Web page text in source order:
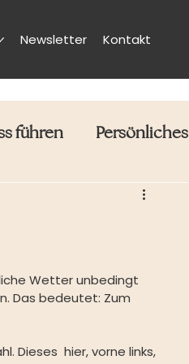
Newsletter Kontakt
führen Persönliches
Wetter unbedingt
Das bedeutet: Zum
Dieses  hier, vorne links,